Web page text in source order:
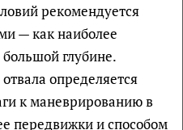
рекомендуется
— как наиболее
глубине.
определяется
к маневрированию в
передвижки и способом